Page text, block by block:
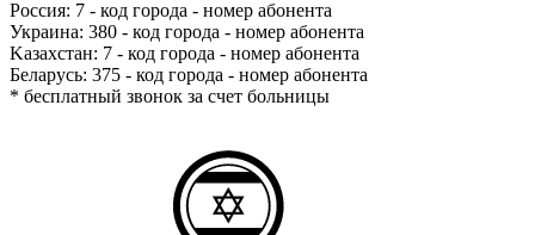
Россия: 7 - код города - номер абонента
Украина: 380 - код города - номер абонента
Kазахстан: 7 - код города - номер абонента
Беларусь: 375 - код города - номер абонента
* бесплатный звонок за счет больницы